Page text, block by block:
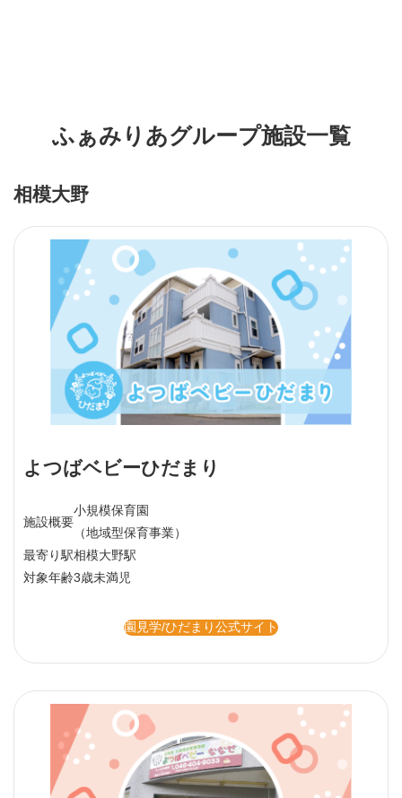
ふぁみりあグループ施設一覧
相模大野
よつばベビーひだまり
施設概要
小規模保育園
（地域型保育事業）
最寄り駅相模大野駅
対象年齢3歳未満児
園見学/ひだまり公式サイト